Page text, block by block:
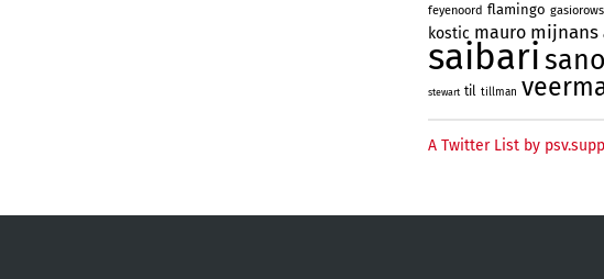
feyenoord flamingo
kostic mauro mijnans
saibari sano
stewart til tillman
A Twitter List by